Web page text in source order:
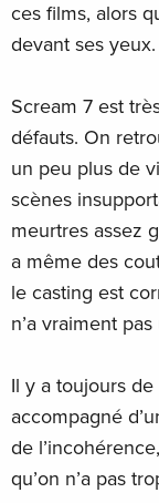
ces films, alors
devant ses yeux.
Scream 7 est
défauts. On
un peu plus de
scènes
meurtres assez
a même des
le casting est
n’a vraiment
Il y a toujours
accompagné
de
qu’on n’a pas